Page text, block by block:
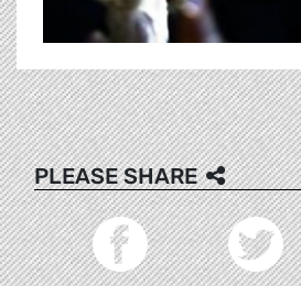
PLEASE SHARE